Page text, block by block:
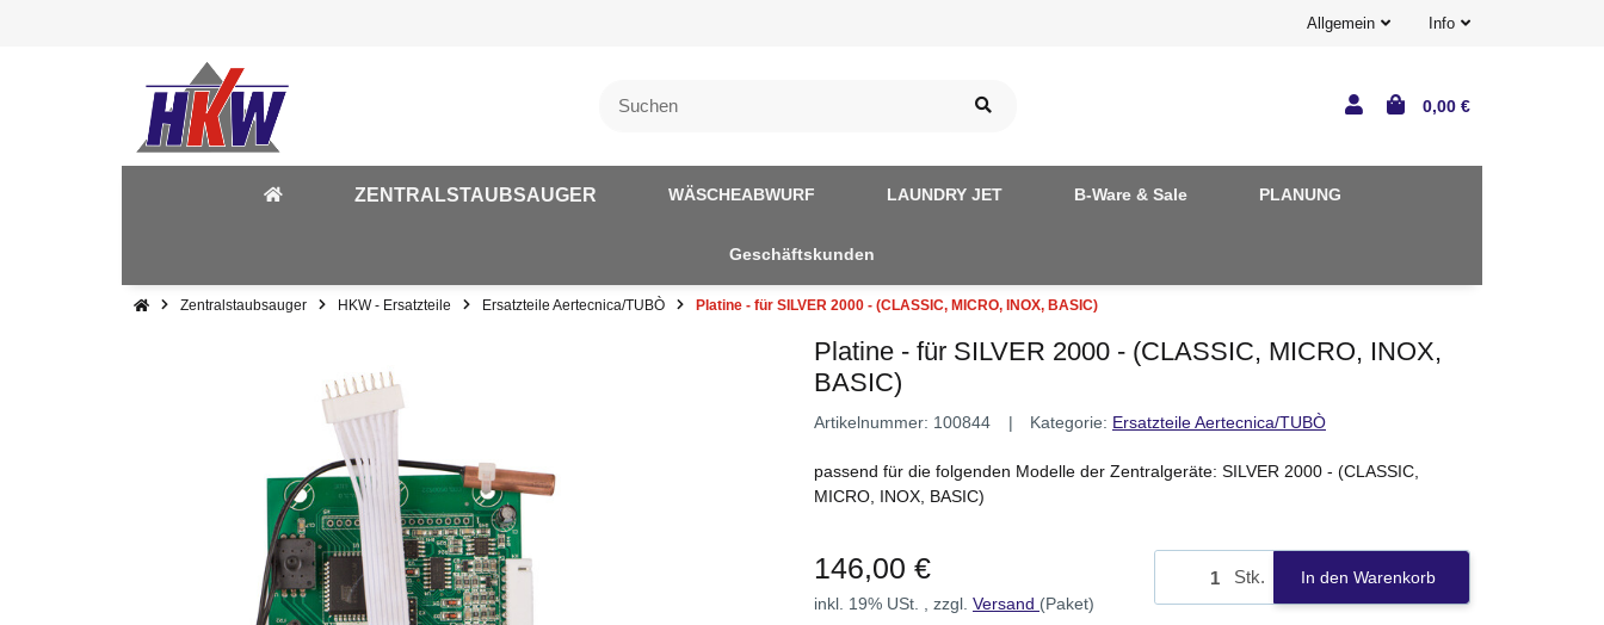
Allgemein Info
0,00 €
ZENTRALSTAUBSAUGER WÄSCHEABWURF LAUNDRY JET B-Ware & Sale PLANUNG
Geschäftskunden
Zentralstaubsauger HKW - Ersatzteile Ersatzteile Aertecnica/TUBÒ Platine - für SILVER 2000 - (CLASSIC, MICRO, INOX, BASIC)
Platine - für SILVER 2000 - (CLASSIC, MICRO, INOX,
BASIC)
Artikelnummer: 100844 Kategorie: Ersatzteile Aertecnica/TUBÒ
passend für die folgenden Modelle der Zentralgeräte: SILVER 2000 - (CLASSIC,
MICRO, INOX, BASIC)
146,00 €
inkl. 19% USt. , zzgl. Versand (Paket)
Stk. In den Warenkorb